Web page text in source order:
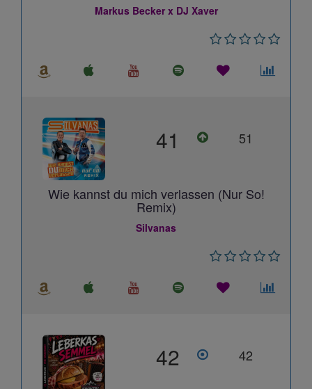
Markus Becker x DJ Xaver
41 51
Wie kannst du mich verlassen (Nur So!
Remix)
Silvanas
42 42